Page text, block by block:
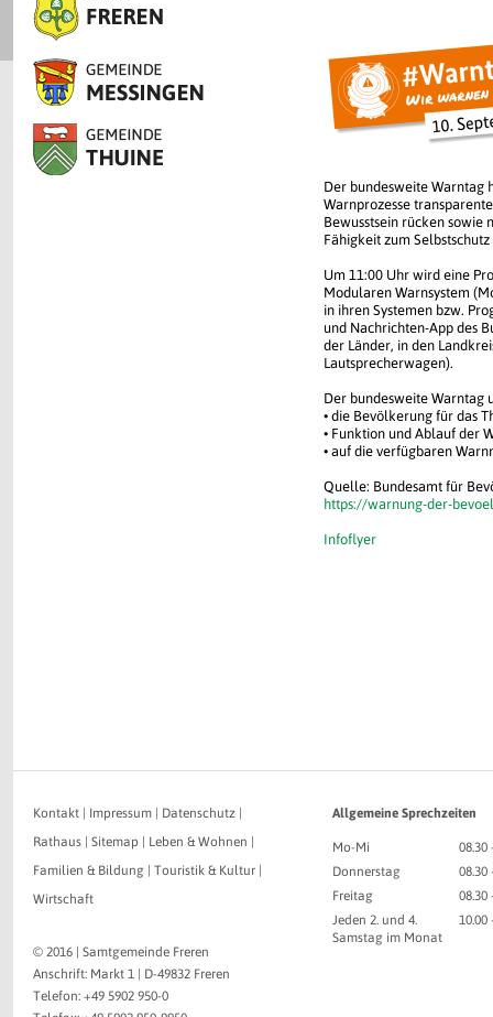
Der bundesweite Warntag
Warnprozesse
Bewusstsein rücken sowie
Fähigkeit zum
Um 11:00 Uhr wird eine
Modularen Warnsystem
in ihren Systemen bzw.
und Nachrichten-App des
der Länder, in den
Lautsprecherwagen).
Der bundesweite Warntag
• die Bevölkerung für das
• Funktion und Ablauf der
• auf die verfügbaren
Quelle: Bundesamt für
https://warnung-der-
Infoflyer
Kontakt Impressum Datenschutz
Rathaus
Sitemap Leben & Wohnen
Familien & Bildung
Touristik & Kultur
Wirtschaft
© 2016 | Samtgemeinde Freren
Anschrift: Markt 1 | D-49832 Freren
Telefon: +49 5902 950-0
Allgemeine Sprechzeiten
Mo-Mi
08.30
Donnerstag
08.30
Freitag
08.30
Jeden 2. und 4.
Samstag im Monat